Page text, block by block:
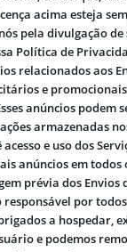
acima esteja
pela divulgação de
Política de
relacionados aos
e
anúncios podem
armazenadas
e uso dos
anúncios em todos
prévia dos Envios
por
a hospedar,
e podemos